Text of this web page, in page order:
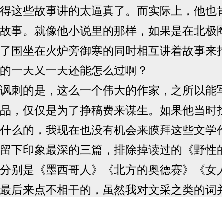
得这些故事讲的太逼真了。而实际上，他也
故事。就像他小说里的那样，如果是在北极
了围坐在火炉旁御寒的同时相互讲着故事来
的一天又一天还能怎么过啊？
讽刺的是，这么一个伟大的作家，之所以能
品，仅仅是为了挣稿费来谋生。如果他当时
什么的，我现在也没有机会来膜拜这些文学
留下印象最深的三篇，排除掉读过的《野性
分别是《墨西哥人》《北方的奥德赛》《女
最后来点不相干的，虽然我对文采之类的词